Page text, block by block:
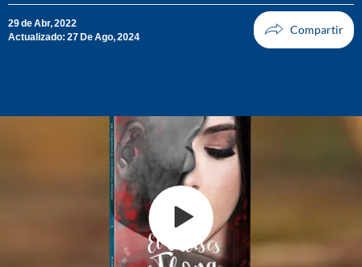
29 de Abr, 2022
Actualizado: 27 De Ago, 2024